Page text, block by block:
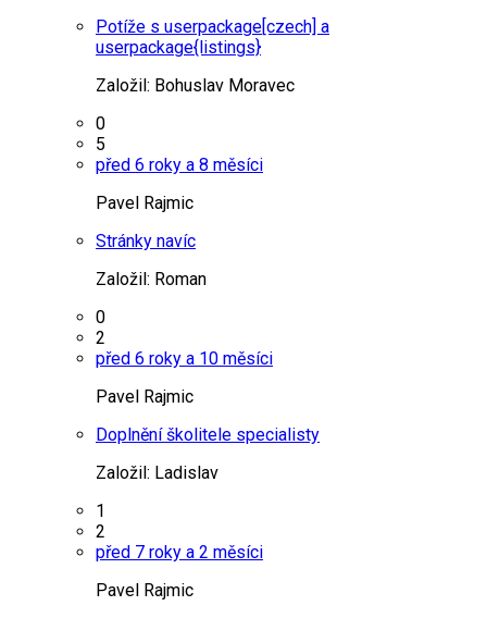
Potíže s userpackage[czech] a
userpackage{listings}
Založil: Bohuslav Moravec
0
5
před 6 roky a 8 měsíci
Pavel Rajmic
Stránky navíc
Založil: Roman
0
2
před 6 roky a 10 měsíci
Pavel Rajmic
Doplnění školitele specialisty
Založil: Ladislav
1
2
před 7 roky a 2 měsíci
Pavel Rajmic